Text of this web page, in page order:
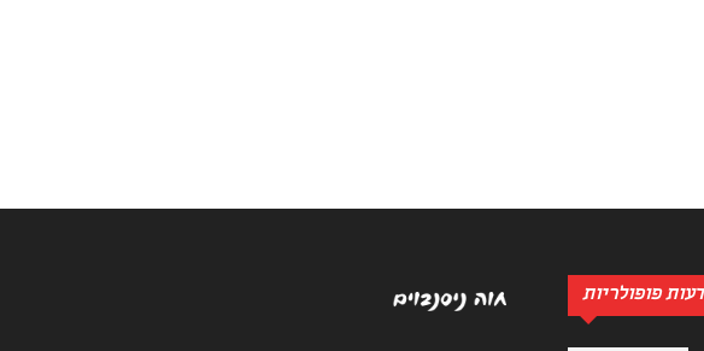
פופולריות